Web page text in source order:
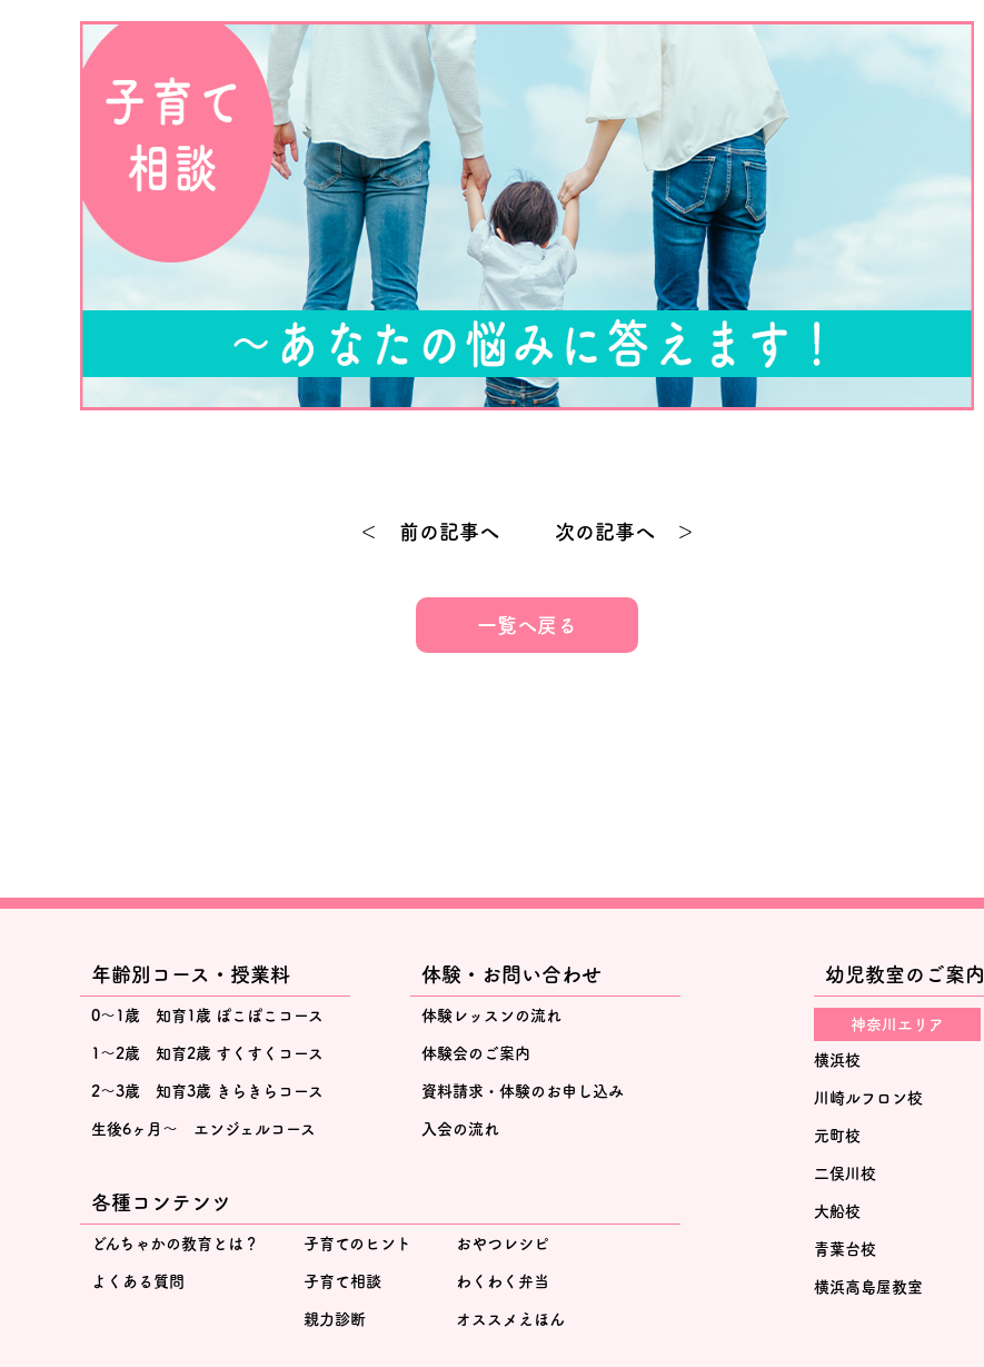
＜ 前の記事へ 次の記事へ ＞
一覧へ戻る
年齢別コース・授業料
0～1歳 知育1歳 ぽこぽこコース
1～2歳 知育2歳 すくすくコース
2～3歳 知育3歳 きらきらコース
生後6ヶ月～ エンジェルコース
体験・お問い合わせ
体験レッスンの流れ
体験会のご案内
資料請求・体験のお申し込み
入会の流れ
各種コンテンツ
どんちゃかの教育とは？
よくある質問
子育てのヒント
子育て相談
親力診断
おやつレシピ
わくわく弁当
オススメえほん
幼児教室のご案内
神奈川エリア
横浜校
川崎ルフロン校
元町校
二俣川校
大船校
青葉台校
横浜高島屋教室